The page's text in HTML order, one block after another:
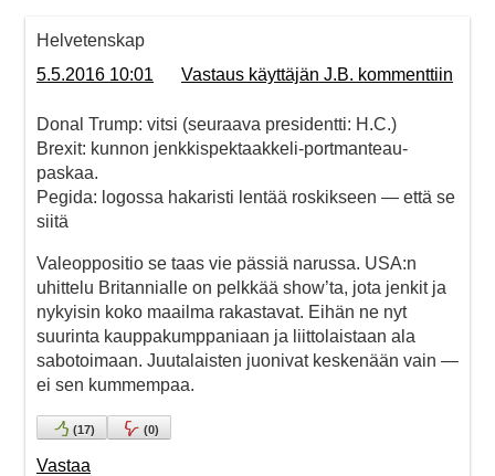
Helvetenskap
5.5.2016 10:01
Vastaus käyttäjän J.B. kommenttiin
Donal Trump: vitsi (seuraava presidentti: H.C.)
Brexit: kunnon jenkkispektaakkeli-portmanteau-
paskaa.
Pegida: logossa hakaristi lentää roskikseen — että se
siitä
Valeoppositio se taas vie pässiä narussa. USA:n
uhittelu Britannialle on pelkkää show’ta, jota jenkit ja
nykyisin koko maailma rakastavat. Eihän ne nyt
suurinta kauppakumppaniaan ja liittolaistaan ala
sabotoimaan. Juutalaisten juonivat keskenään vain —
ei sen kummempaa.
(17) (0)
Vastaa